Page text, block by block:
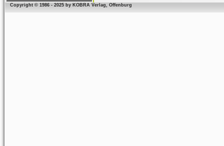
Copyright © 1986 - 2025 by KOBRA Verlag, Offenburg